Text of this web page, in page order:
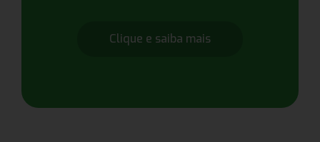
Clique e saiba mais